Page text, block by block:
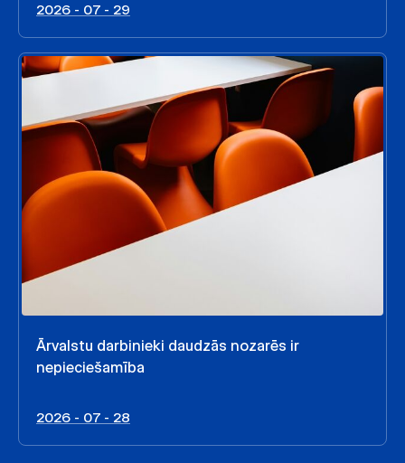
2026 - 07 - 29
Ārvalstu darbinieki daudzās nozarēs ir
nepieciešamība
2026 - 07 - 28